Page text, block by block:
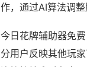
作，通过AI算法调整
今日花牌辅助器免
分用户反映其他玩